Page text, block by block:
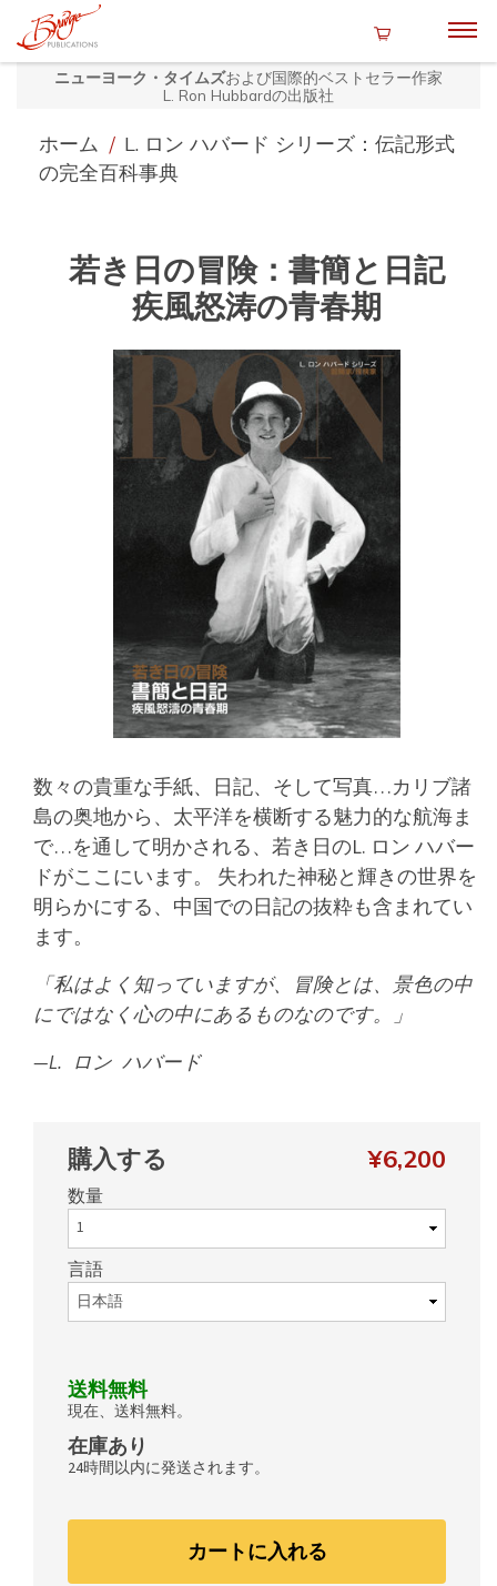
ニューヨーク・タイムズおよび国際的ベストセラー作家
L. Ron Hubbardの出版社
ホーム / L. ロン ハバード シリーズ：伝記形式
の完全百科事典
若き日の冒険：書簡と日記
疾風怒涛の青春期
数々の貴重な手紙、日記、そして写真…カリブ諸
島の奥地から、太平洋を横断する魅力的な航海ま
で…を通して明かされる、若き日のL. ロン ハバー
ドがここにいます。 失われた神秘と輝きの世界を
明らかにする、中国での日記の抜粋も含まれてい
ます。
私はよく知っていますが、冒険とは、景色の中
にではなく心の中にあるものなのです。
—L. ロン ハバード
購入する ¥6,200
数量
言語
送料無料
現在、送料無料。
在庫あり
24時間以内に発送されます。
カートに入れる